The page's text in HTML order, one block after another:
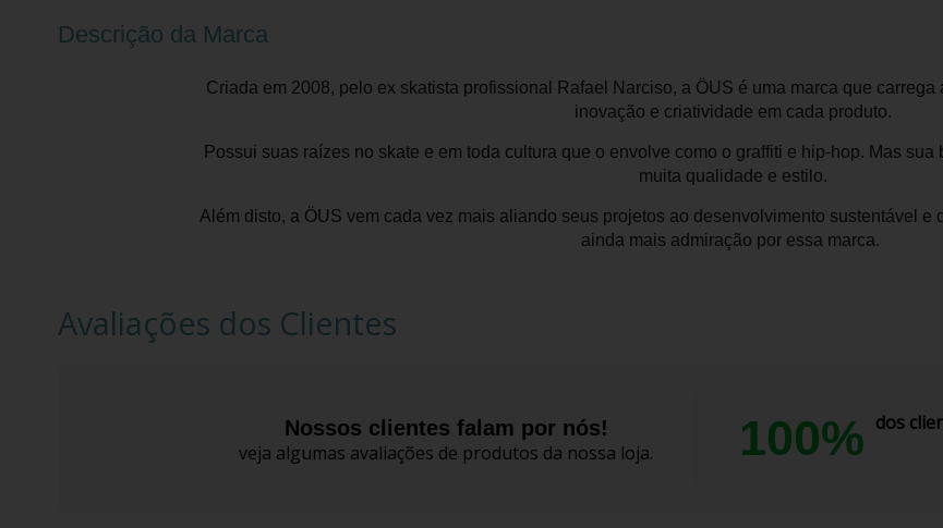
Descrição da Marca
Criada em 2008, pelo ex skatista profissional Rafael Narciso, a ÖUS é uma marca que
inovação e criatividade em cada produto.
Possui suas raízes no skate e em toda cultura que o envolve como o graffiti e hip-hop. Mas
muita qualidade e estilo.
Além disto, a ÖUS vem cada vez mais aliando seus projetos ao desenvolvimento sustentável e
ainda mais admiração por essa marca.
Avaliações dos Clientes
Nossos clientes falam por nós!
veja algumas avaliações de produtos da nossa loja.
100% dos